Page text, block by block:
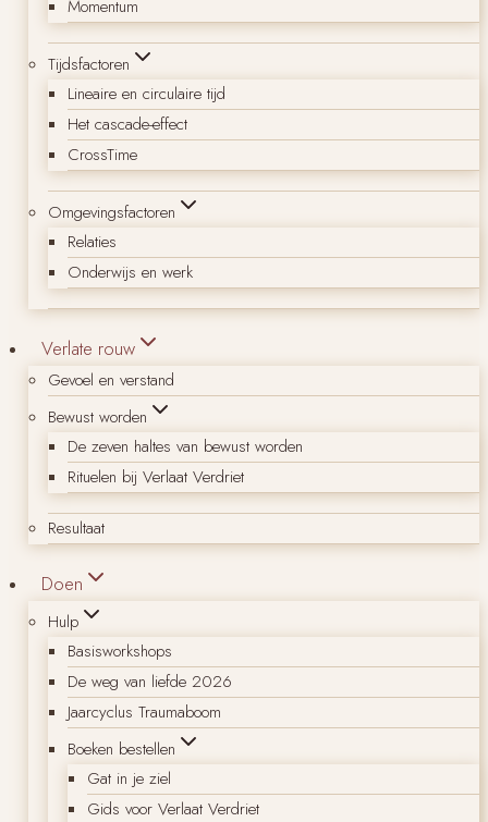
Momentum
Tijdsfactoren
Lineaire en circulaire tijd
Het cascade-effect
CrossTime
Omgevingsfactoren
Relaties
Onderwijs en werk
Verlate rouw
Gevoel en verstand
Bewust worden
De zeven haltes van bewust worden
Rituelen bij Verlaat Verdriet
Resultaat
Doen
Hulp
Basisworkshops
De weg van liefde 2026
Jaarcyclus Traumaboom
Boeken bestellen
Gat in je ziel
Gids voor Verlaat Verdriet